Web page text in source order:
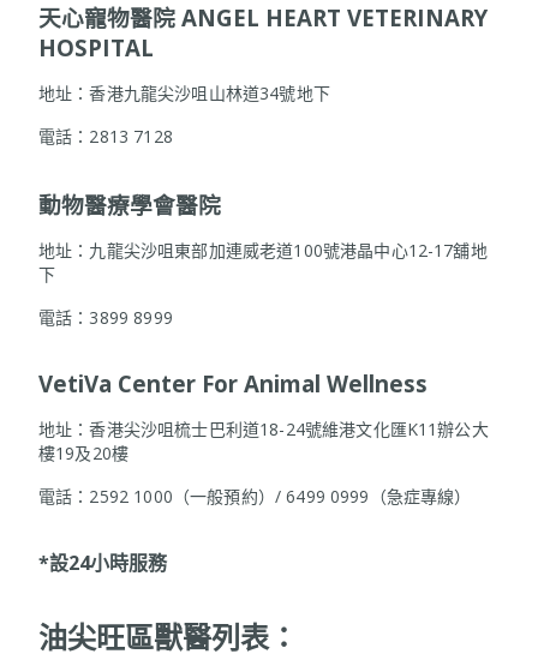
天心寵物醫院 ANGEL HEART VETERINARY
HOSPITAL
地址：香港九龍尖沙咀山林道34號地下
電話：2813 7128
動物醫療學會醫院
地址：九龍尖沙咀東部加連威老道100號港晶中心12-17舖地
下
電話：3899 8999
VetiVa Center For Animal Wellness
地址：香港尖沙咀梳士巴利道18-24號維港文化匯K11辦公大
樓19及20樓
電話：2592 1000（一般預約）/ 6499 0999（急症專線）
*設24小時服務
油尖旺區獸醫列表 ：